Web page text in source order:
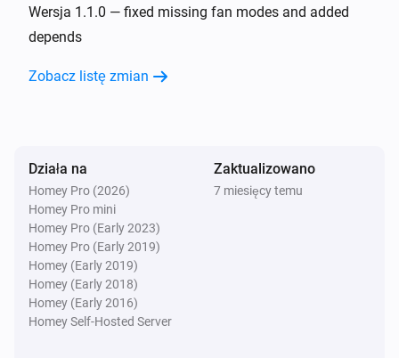
Zmienił się poziom baterii
AC Controller
Jest włączone
Zones
Jest włączone
Wtedy...
Wersja 1.1.0 — fixed missing fan modes and added
depends
Zobacz listę zmian
Działa na
Homey Pro (2026)
Homey Pro mini
Homey Pro (Early 2023)
Homey Pro (Early 2019)
Homey (Early 2019)
Homey (Early 2018)
Homey (Early 2016)
Homey Self-Hosted Server
Zaktualizowano
7 miesięcy temu